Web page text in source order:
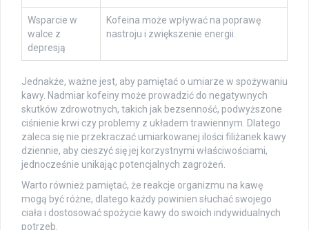
Wsparcie w
walce z
depresją
Kofeina może wpływać na poprawę
nastroju i zwiększenie energii.
Jednakże, ważne jest, aby pamiętać o umiarze w spożywaniu
kawy. Nadmiar kofeiny może prowadzić do negatywnych
skutków zdrowotnych, takich jak bezsenność, podwyższone
ciśnienie krwi czy problemy z układem trawiennym. Dlatego
zaleca się nie przekraczać umiarkowanej ilości filiżanek kawy
dziennie, aby cieszyć się jej korzystnymi właściwościami,
jednocześnie unikając potencjalnych zagrożeń.
Warto również pamiętać, że reakcje organizmu na kawę
mogą być różne, dlatego każdy powinien słuchać swojego
ciała i dostosować spożycie kawy do swoich indywidualnych
potrzeb.